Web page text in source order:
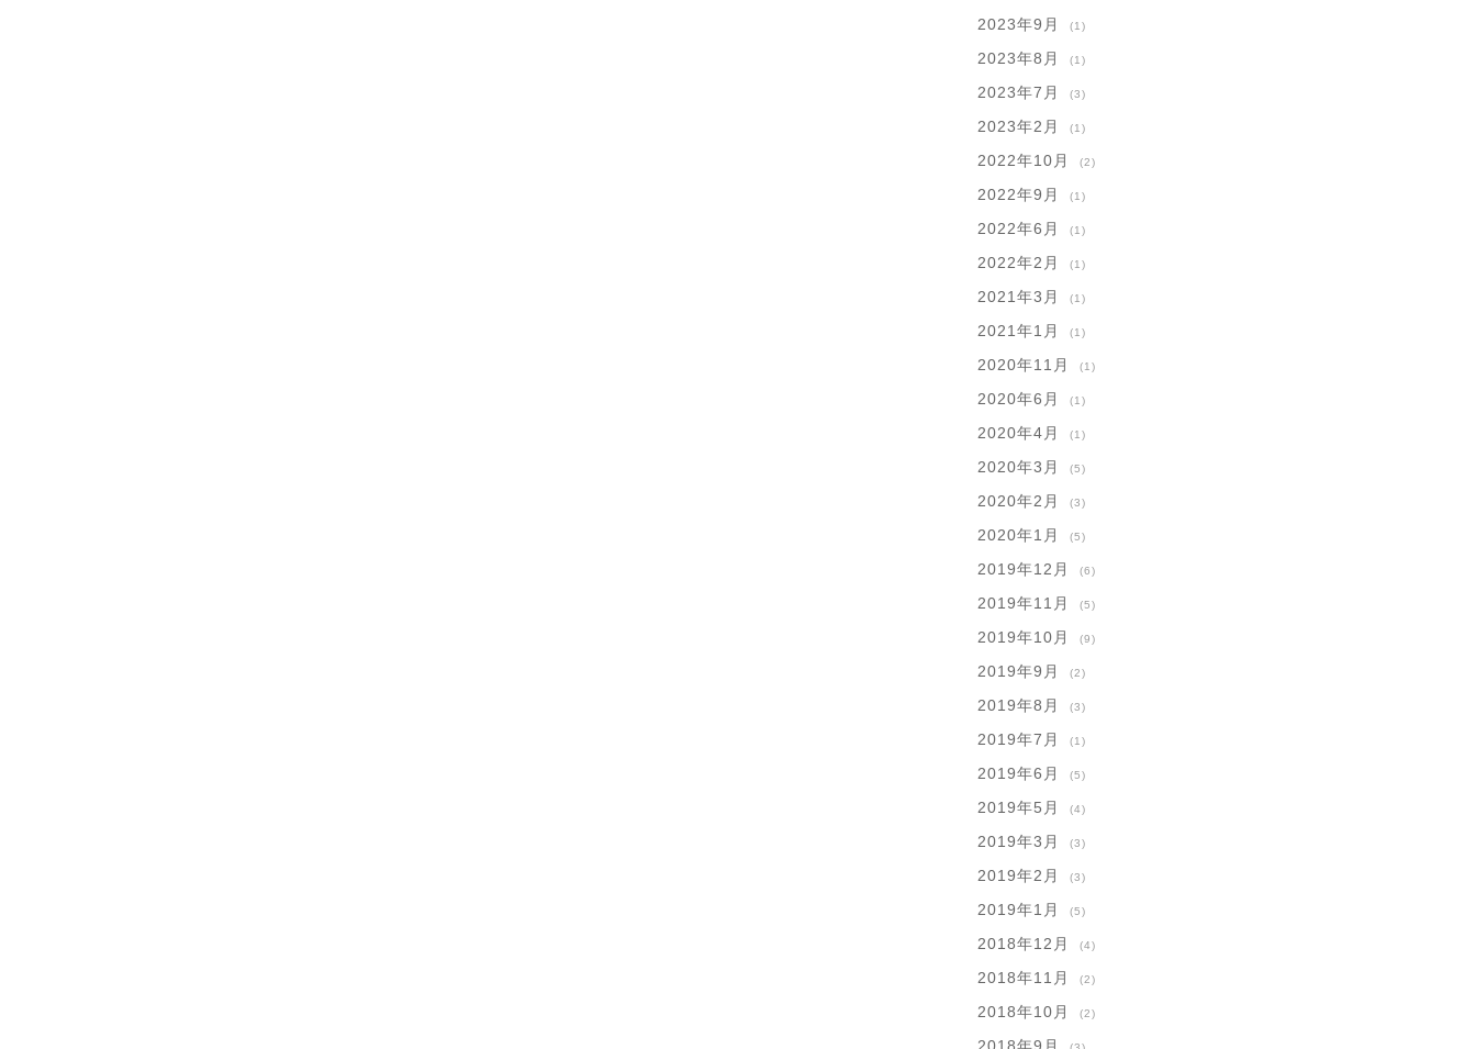
2023年9月 (1)
2023年8月 (1)
2023年7月 (3)
2023年2月 (1)
2022年10月 (2)
2022年9月 (1)
2022年6月 (1)
2022年2月 (1)
2021年3月 (1)
2021年1月 (1)
2020年11月 (1)
2020年6月 (1)
2020年4月 (1)
2020年3月 (5)
2020年2月 (3)
2020年1月 (5)
2019年12月 (6)
2019年11月 (5)
2019年10月 (9)
2019年9月 (2)
2019年8月 (3)
2019年7月 (1)
2019年6月 (5)
2019年5月 (4)
2019年3月 (3)
2019年2月 (3)
2019年1月 (5)
2018年12月 (4)
2018年11月 (2)
2018年10月 (2)